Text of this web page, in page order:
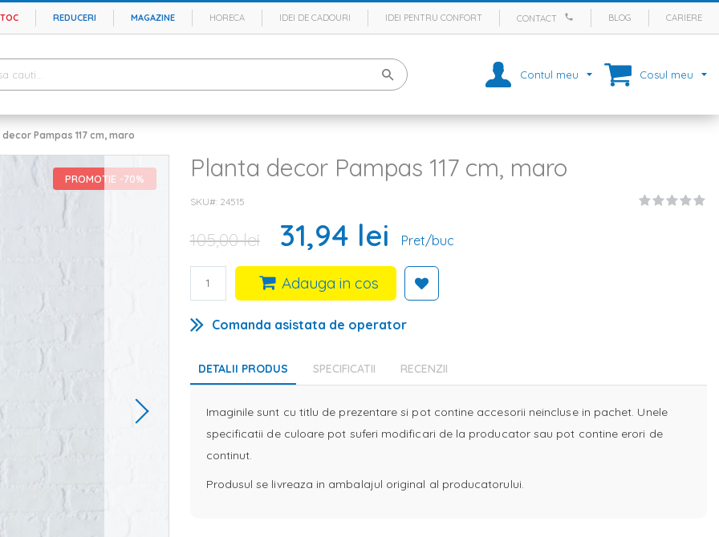
REDUCERI MAGAZINE HORECA IDEI DE CADOURI IDEI PENTRU CONFORT CONTACT BLOG CARIERE
Contul meu Cosul meu
Pampas 117 cm, maro
PROMOTIE -70% Planta decor Pampas 117 cm, maro
SKU# 24515
105,00 lei 31,94 lei Pret/buc
Adauga in cos
Comanda asistata de operator
DETALII PRODUS
Imaginile sunt cu titlu de prezentare si pot contine accesorii neincluse in pachet. Unele
specificatii de culoare pot suferi modificari de la producator sau pot contine erori de
continut.
Produsul se livreaza in ambalajul original al producatorului.
SPECIFICATII RECENZII